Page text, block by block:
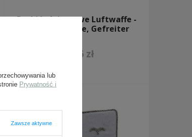
Patki kołnierzowe Luftwaffe -
dywizje lądowe, Gefreiter
45,16 zł
lub
Prywatność i
Zawsze aktywne